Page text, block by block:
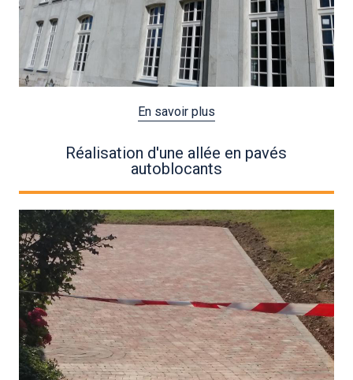
En savoir plus
Réalisation d'une allée en pavés
autoblocants